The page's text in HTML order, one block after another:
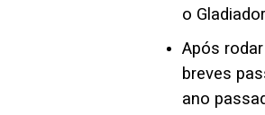
o
Após
breves
ano